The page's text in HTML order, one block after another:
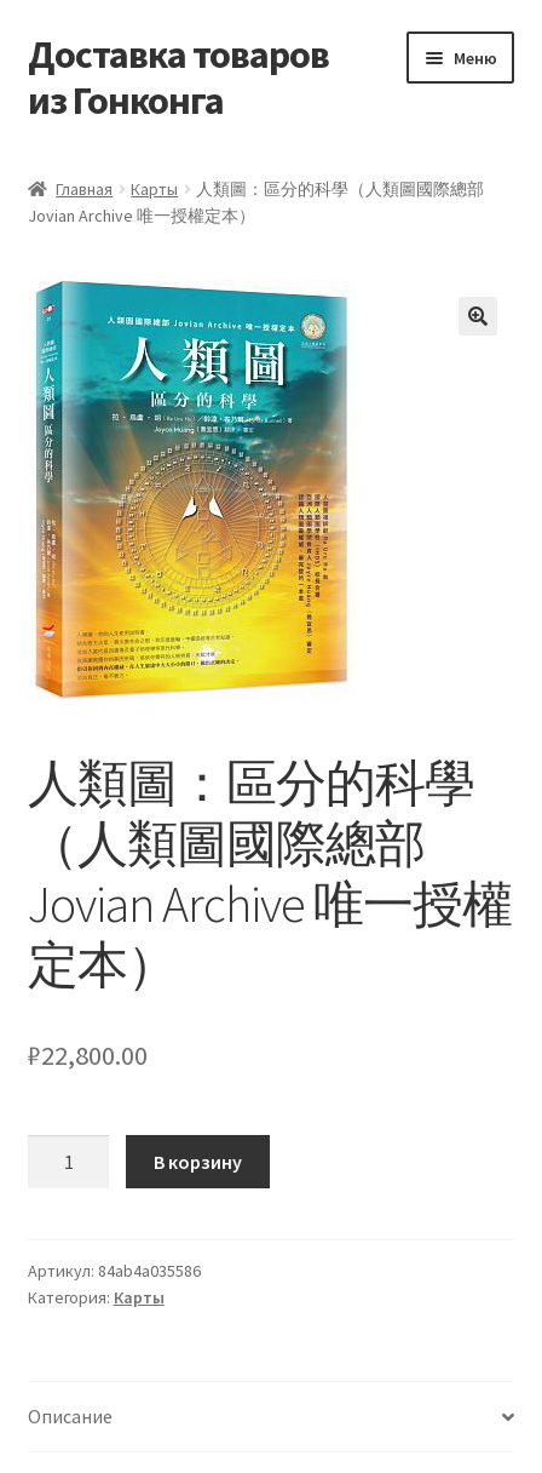
Перейти
к
навигации
Перейти
к
содержимому
Доставка товаров
из Гонконга
Меню
Контакты
Корзина
Мой аккаунт
Новости
Оптовый склад
Оформление заказа
Услуги
Диагностика кондиционеров
Монтаж и установка кондиционеров
Монтаж промышленных и полупромышленных
кондиционеров
Монтаж систем ВРВ
Продажа кондиционеров
кондиционирования
Главная Карты
人類圖：區分的科學（人類圖國際總部
Jovian Archive 唯一授權定本）
人類圖：區分的科學
（人類圖國際總部
Jovian Archive 唯一授權
定本）
₽22,800.00
圖：
區
學
В корзину
Артикул: 84ab4a035586
Категория: Карты
Описание